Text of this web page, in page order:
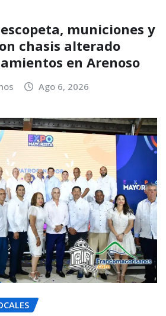
municiones y
chasis alterado
en Arenoso
Ago 6, 2026